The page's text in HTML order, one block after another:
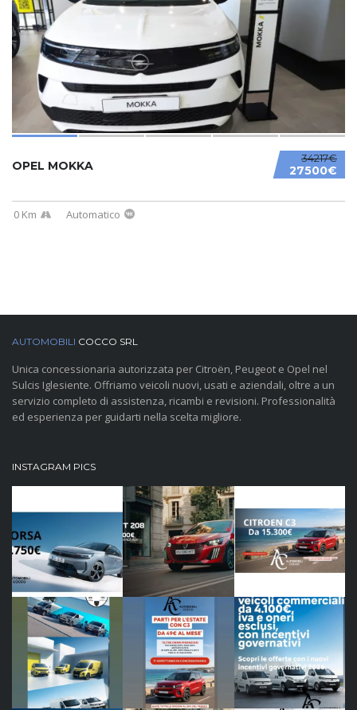
34217€
27500€
OPEL MOKKA
0 Km Automatico
AUTOMOBILI COCCO SRL
Unica concessionaria autorizzata per Citroën, Peugeot e Opel nel
Sulcis Iglesiente. Offriamo veicoli nuovi, usati e aziendali, oltre a un
servizio completo di assistenza, ricambi e revisioni. Professionalità
ed esperienza per guidarti nella scelta migliore.
INSTAGRAM PICS